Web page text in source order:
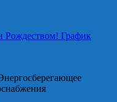
Рождеством! График